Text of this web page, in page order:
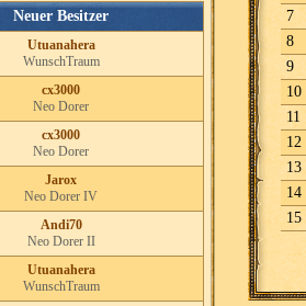
Neuer Besitzer
Utuanahera
WunschTraum
cx3000
Neo Dorer
cx3000
Neo Dorer
Jarox
Neo Dorer IV
Andi70
Neo Dorer II
Utuanahera
WunschTraum
7
8
9
10
11
12
13
14
15